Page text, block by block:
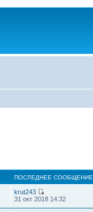
ПОСЛЕДНЕЕ СООБЩЕНИЕ
krut243
31 окт 2018 14:32